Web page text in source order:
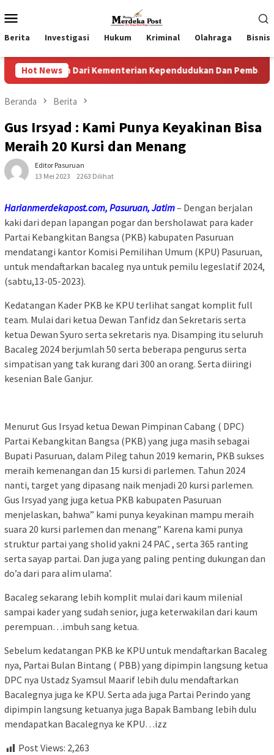
ke
kontenMobile
Berita Investigasi Hukum Kriminal Olahraga Bisnis
Hot News
Kementerian Kependudukan Dan Pembangunan Keluarga
Beranda Berita
Gus Irsyad : Kami Punya Keyakinan Bisa
Meraih 20 Kursi dan Menang
Editor Pasuruan
13 Mei 2023
2263 Dilihat
Harianmerdekapost.com, Pasuruan, Jatim– Dengan berjalan
kaki dari depan lapangan pogar dan bersholawat para kader
Partai Kebangkitan Bangsa (PKB) kabupaten Pasuruan
mendatangi kantor Komisi Pemilihan Umum (KPU) Pasuruan,
untuk mendaftarkan bacaleg nya untuk pemilu legeslatif 2024,
(sabtu,13-05-2023).
Kedatangan Kader PKB ke KPU terlihat sangat komplit full
team. Mulai dari ketua Dewan Tanfidz dan Sekretaris serta
ketua Dewan Syuro serta sekretaris nya. Disamping itu seluruh
Bacaleg 2024 berjumlah 50 serta beberapa pengurus serta
simpatisan yang tak kurang dari 300 an orang. Serta diiringi
kesenian Bale Ganjur.
Menurut Gus Irsyad ketua Dewan Pimpinan Cabang ( DPC)
Partai Kebangkitan Bangsa (PKB) yang juga masih sebagai
Bupati Pasuruan, dalam Pileg tahun 2019 kemarin, PKB sukses
meraih kemenangan dan 15 kursi di parlemen. Tahun 2024
nanti, target yang dipasang naik menjadi 20 kursi parlemen.
Gus Irsyad yang juga ketua PKB kabupaten Pasuruan
menjelaskan, bahwa” kami punya keyakinan mampu meraih
suara 20 kursi parlemen dan menang” Karena kami punya
struktur partai yang sholid yakni 24 PAC , serta 365 ranting
serta sayap partai. Dan juga yang paling penting dukungan dan
do’a dari para alim ulama’.
Bacaleg sekarang lebih komplit mulai dari kaum milenial
sampai kader yang sudah senior, juga keterwakilan dari kaum
perempuan…imbuh sang ketua.
Sebelum kedatangan PKB ke KPU untuk mendaftarkan Bacaleg
nya, Partai Bulan Bintang ( PBB) yang dipimpin langsung ketua
DPC nya Ustadz Syamsul Maarif lebih dulu mendaftarkan
Bacalegnya juga ke KPU. Serta ada juga Partai Perindo yang
dipimpin langsung ketuanya juga Bapak Bambang lebih dulu
mendapatkan Bacalegnya ke KPU…izz
Post Views: 2,263